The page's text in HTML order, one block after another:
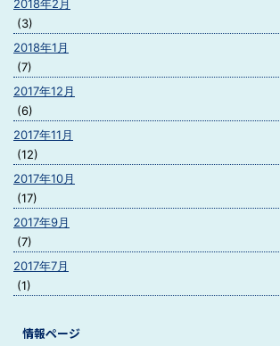
2018年2月
(3)
2018年1月
(7)
2017年12月
(6)
2017年11月
(12)
2017年10月
(17)
2017年9月
(7)
2017年7月
(1)
情報ページ